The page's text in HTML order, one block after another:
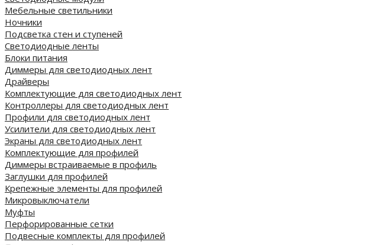
Мебельные светильники
Ночники
Подсветка стен и ступеней
Светодиодные ленты
Блоки питания
Диммеры для светодиодных лент
Драйверы
Комплектующие для светодиодных лент
Контроллеры для светодиодных лент
Профили для светодиодных лент
Усилители для светодиодных лент
Экраны для светодиодных лент
Комплектующие для профилей
Диммеры встраиваемые в профиль
Заглушки для профилей
Крепежные элементы для профилей
Микровыключатели
Муфты
Перфорированные сетки
Подвесные комплекты для профилей